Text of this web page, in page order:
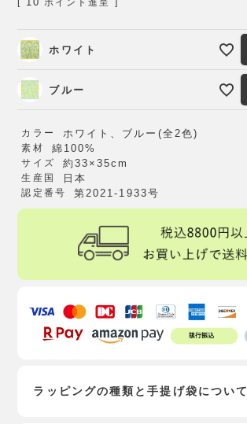
[ ポイント進呈 ]
ホワイト
ブルー
カラー ホワイト、ブルー(全2色)
素材 綿100%
サイズ 約33×35cm
生産国 日本
認定番号 第2021-1933号
ラッピングの種類と手提げ袋について